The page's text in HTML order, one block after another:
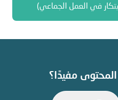
في العمل الجماعي)
مفيدًا؟